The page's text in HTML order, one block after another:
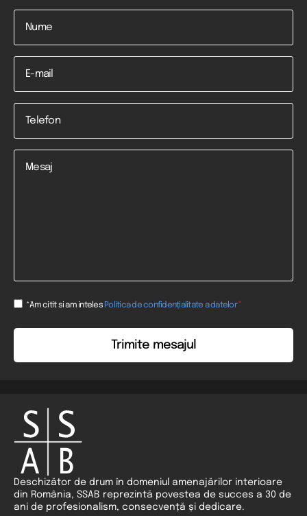
Nume
Email
Telefon
Mesaj
Consent
*Am citit si am inteles Politica de confidențialitate a datelor*
Deschizător de drum în domeniul amenajărilor interioare
din România, SSAB reprezintă povestea de succes a 30 de
ani de profesionalism, consecvență și dedicare.